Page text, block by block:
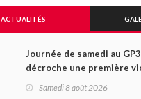
ACTUALITÉS
Journée de samedi au
décroche une première
Samedi 8 août 2026